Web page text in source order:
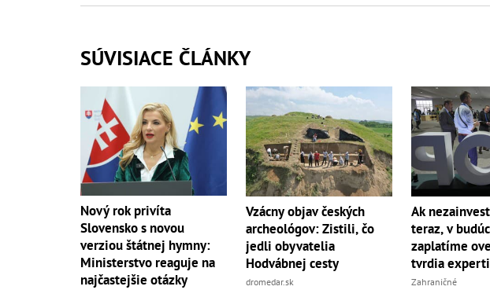
SÚVISIACE ČLÁNKY
Nový rok privíta
Slovensko s novou
verziou štátnej hymny:
Ministerstvo reaguje na
najčastejšie otázky
Vzácny objav českých
archeológov: Zistili, čo
jedli obyvatelia
Hodvábnej cesty
dromedar.sk
Ak
teraz, v
zaplatíme
tvrdia experti
Zahraničné